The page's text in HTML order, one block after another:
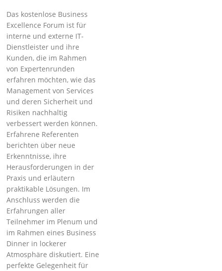
Das kostenlose Business
Excellence Forum ist für
interne und externe IT-
Dienstleister und ihre
Kunden, die im Rahmen
von Expertenrunden
erfahren möchten, wie das
Management von Services
und deren Sicherheit und
Risiken nachhaltig
verbessert werden können.
Erfahrene Referenten
berichten über neue
Erkenntnisse, ihre
Herausforderungen in der
Praxis und erläutern
praktikable Lösungen. Im
Anschluss werden die
Erfahrungen aller
Teilnehmer im Plenum und
im Rahmen eines Business
Dinner in lockerer
Atmosphäre diskutiert. Eine
perfekte Gelegenheit für